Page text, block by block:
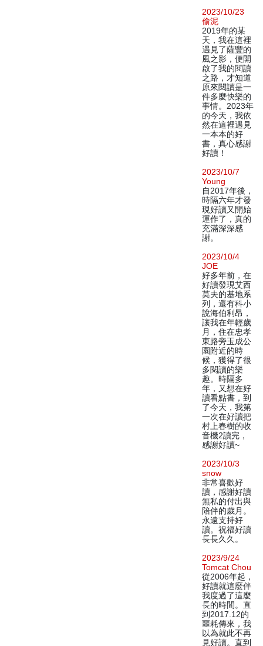
2023/10/23
偷泥
2019年的某
天，我在這裡
遇見了薩豐的
風之影，便開
啟了我的閱讀
之路，才知道
原來閱讀是一
件多麼快樂的
事情。2023年
的今天，我依
然在這裡遇見
一本本的好
書，真心感謝
好讀！
2023/10/7
Young
自2017年後，
時隔六年才發
現好讀又開始
運作了，真的
充滿深深感
謝。
2023/10/4
JOE
好多年前，在
好讀發現艾西
莫夫的基地系
列，還有科小
說海伯利昂，
讓我在年輕歲
月，住在忠孝
東路旁玉成公
園附近的時
候，獲得了很
多閱讀的樂
趣。時隔多
年，又想在好
讀看點書，到
了今天，我第
一次在好讀把
村上春樹的收
音機2讀完，
感謝好讀~
2023/10/3
snow
非常喜歡好
讀，感謝好讀
無私的付出與
陪伴的歲月。
永遠支持好
讀。祝福好讀
長長久久。
2023/9/24
Tomcat Chou
從2006年起，
好讀就這麼伴
我度過了這麼
長的時間。直
到2017.12的
噩耗傳來，我
以為就此不再
見好讀。直到